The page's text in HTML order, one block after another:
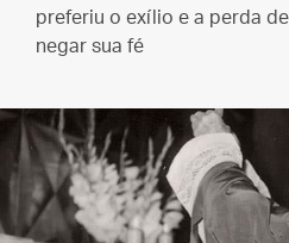
preferiu o exílio e a perda
negar sua fé